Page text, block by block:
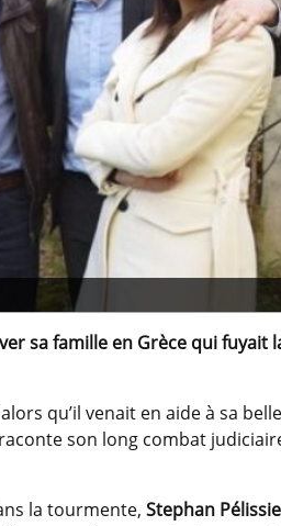
sa famille en Grèce qui fuyait
qu’il venait en aide à sa
son long combat
la tourmente, Stephan